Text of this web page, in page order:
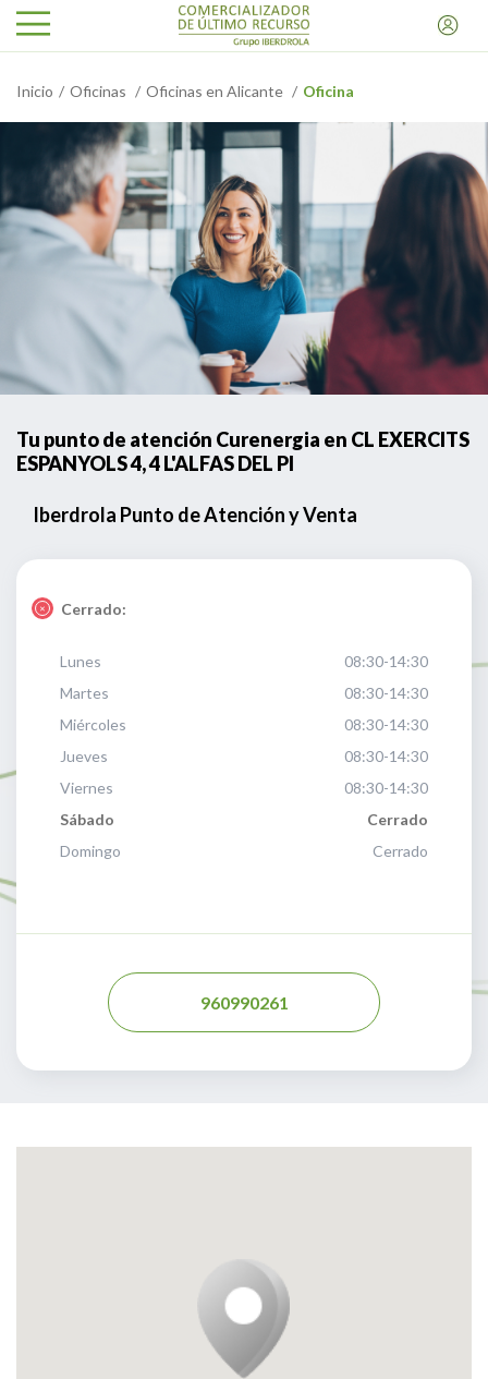
Inicio Oficinas Oficinas en Alicante Oficina
Tu punto de atención Curenergia en CL EXERCITS
ESPANYOLS 4, 4 L'ALFAS DEL PI
Iberdrola Punto de Atención y Venta
Cerrado:
Lunes
08:30-14:30
Martes
08:30-14:30
Miércoles
08:30-14:30
Jueves
08:30-14:30
Viernes
08:30-14:30
Sábado
Cerrado
Domingo
Cerrado
960990261